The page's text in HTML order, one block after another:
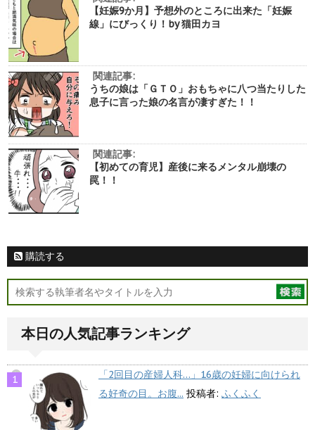
【妊娠9か月】予想外のところに出来た「妊娠
線」にびっくり！by 猫田カヨ
関連記事:
うちの娘は「ＧＴＯ」おもちゃに八つ当たりした
息子に言った娘の名言が凄すぎた！！
関連記事:
【初めての育児】産後に来るメンタル崩壊の
罠！！
購読する
本日の人気記事ランキング
「2回目の産婦人科…」16歳の妊婦に向けられ
る好奇の目。お腹... 投稿者: ふくふく